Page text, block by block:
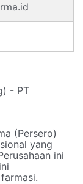
- PT
(Persero)
yang
ini